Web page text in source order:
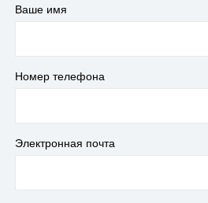
Ваше имя
Номер телефона
Электронная почта